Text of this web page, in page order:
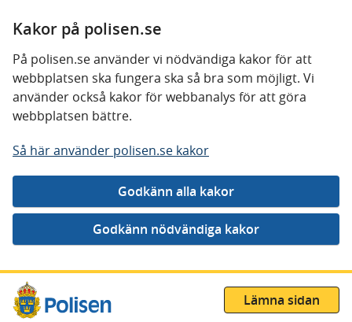
Kakor på polisen.se
På polisen.se använder vi nödvändiga kakor för att
webbplatsen ska fungera ska så bra som möjligt. Vi
använder också kakor för webbanalys för att göra
webbplatsen bättre.
Så här använder polisen.se kakor
Gå direkt till innehåll
Lämna sidan